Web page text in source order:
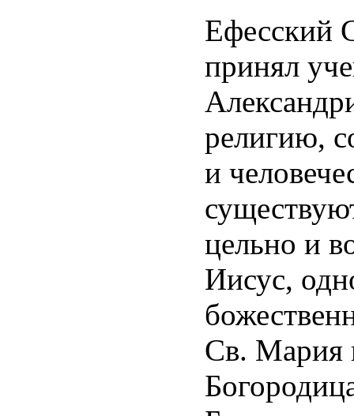
Ефесский
принял
религию,
и
цельно и
Иисус,
Св. Мария